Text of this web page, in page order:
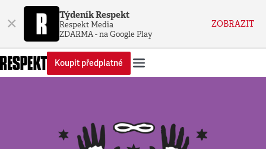
× Týdeník Respekt
Respekt Media
ZDARMA - na Google Play
ZOBRAZIT
Koupit předplatné